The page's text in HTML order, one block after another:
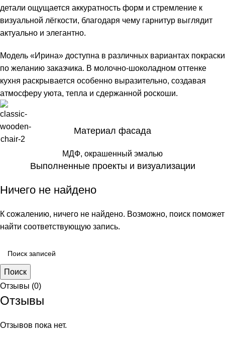
детали ощущается аккуратность форм и стремление к
визуальной лёгкости, благодаря чему гарнитур выглядит
актуально и элегантно.
Модель «Ирина» доступна в различных вариантах покраски
по желанию заказчика. В молочно-шоколадном оттенке
кухня раскрывается особенно выразительно, создавая
атмосферу уюта, тепла и сдержанной роскоши.
Материал фасада
МДФ, окрашенный эмалью
Выполненные проекты и визуализации
Ничего не найдено
К сожалению, ничего не найдено. Возможно, поиск поможет
найти соответствующую запись.
Поиск
Отзывы (0)
Отзывы
Отзывов пока нет.